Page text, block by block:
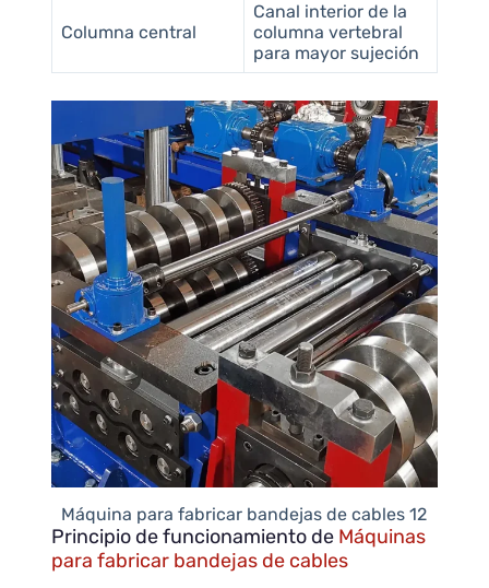
Columna central
Canal interior de la
columna vertebral
para mayor sujeción
Máquina para fabricar bandejas de cables 12
Principio de funcionamiento de Máquinas
para fabricar bandejas de cables